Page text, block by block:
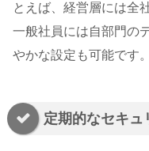
とえば、経営層には全
一般社員には自部門の
やかな設定も可能です。
定期的なセキュ